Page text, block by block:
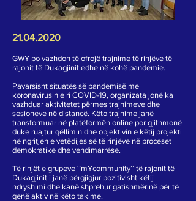
21.04.2020
GWY po vazhdon të ofrojë trajnime të rinjëve të
rajonit të Dukagjinit edhe në kohë pandemie.
Pavarsisht situatës së pandemisë me
koronavirusin e ri COVID-19, organizata jonë ka
vazhduar aktivitetet përmes trajnimeve dhe
sesioneve në distancë. Këto trajnime janë
transformuar në platëformën online por gjithmonë
duke ruajtur qëllimin dhe objektivin e këtij projekti
në ngritjen e vetëdijes së të rinjëve në proceset
demokratike dhe vendimarrëse.
Të rinjët e grupeve ‘’mYcommunity’’ të rajonit të
Dukagjinit i janë përgjigjur pozitivisht këtij
ndryshimi dhe kanë shprehur gatishmërinë për të
qenë aktiv në këto takime.